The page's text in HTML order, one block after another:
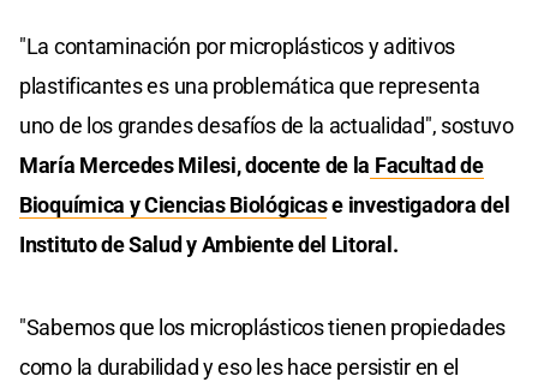
"La contaminación por microplásticos y aditivos
plastificantes es una problemática que representa
uno de los grandes desafíos de la actualidad", sostuvo
María Mercedes Milesi, docente de la Facultad de
Bioquímica y Ciencias Biológicase investigadora del
Instituto de Salud y Ambiente del Litoral.
"Sabemos que los microplásticos tienen propiedades
como la durabilidad y eso les hace persistir en el